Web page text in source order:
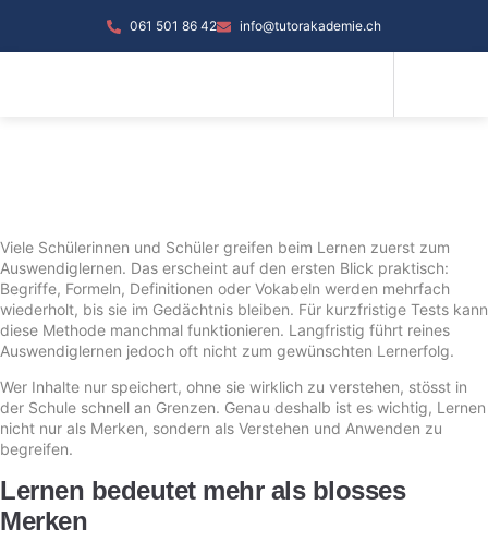
061 501 86 42 info@tutorakademie.ch
Viele Schülerinnen und Schüler greifen beim Lernen zuerst zum
Auswendiglernen. Das erscheint auf den ersten Blick praktisch:
Begriffe, Formeln, Definitionen oder Vokabeln werden mehrfach
wiederholt, bis sie im Gedächtnis bleiben. Für kurzfristige Tests kann
diese Methode manchmal funktionieren. Langfristig führt reines
Auswendiglernen jedoch oft nicht zum gewünschten Lernerfolg.
Wer Inhalte nur speichert, ohne sie wirklich zu verstehen, stösst in
der Schule schnell an Grenzen. Genau deshalb ist es wichtig, Lernen
nicht nur als Merken, sondern als Verstehen und Anwenden zu
begreifen.
Lernen bedeutet mehr als blosses
Merken